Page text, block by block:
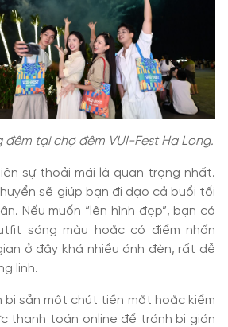
tại chợ đêm VUI-Fest Ha Long.
sự thoải mái là quan trọng nhất.
sẽ giúp bạn đi dạo cả buổi tối
Nếu muốn “lên hình đẹp”, bạn có
sáng màu hoặc có điểm nhấn
ở đây khá nhiều ánh đèn, rất dễ
linh.
bị sẵn một chút tiền mặt hoặc kiểm
thanh toán online để tránh bị gián